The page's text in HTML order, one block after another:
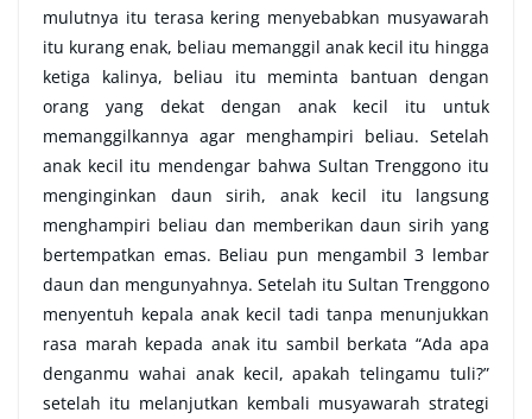
mulutnya itu terasa kering menyebabkan musyawarah
itu kurang enak, beliau memanggil anak kecil itu hingga
ketiga kalinya, beliau itu meminta bantuan dengan
orang yang dekat dengan anak kecil itu untuk
memanggilkannya agar menghampiri beliau. Setelah
anak kecil itu mendengar bahwa Sultan Trenggono itu
menginginkan daun sirih, anak kecil itu langsung
menghampiri beliau dan memberikan daun sirih yang
bertempatkan emas. Beliau pun mengambil 3 lembar
daun dan mengunyahnya. Setelah itu Sultan Trenggono
menyentuh kepala anak kecil tadi tanpa menunjukkan
rasa marah kepada anak itu sambil berkata “Ada apa
denganmu wahai anak kecil, apakah telingamu tuli?”
setelah itu melanjutkan kembali musyawarah strategi